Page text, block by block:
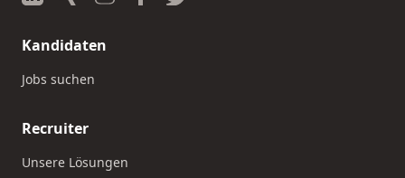
Kandidaten
Jobs suchen
Recruiter
Unsere Lösungen